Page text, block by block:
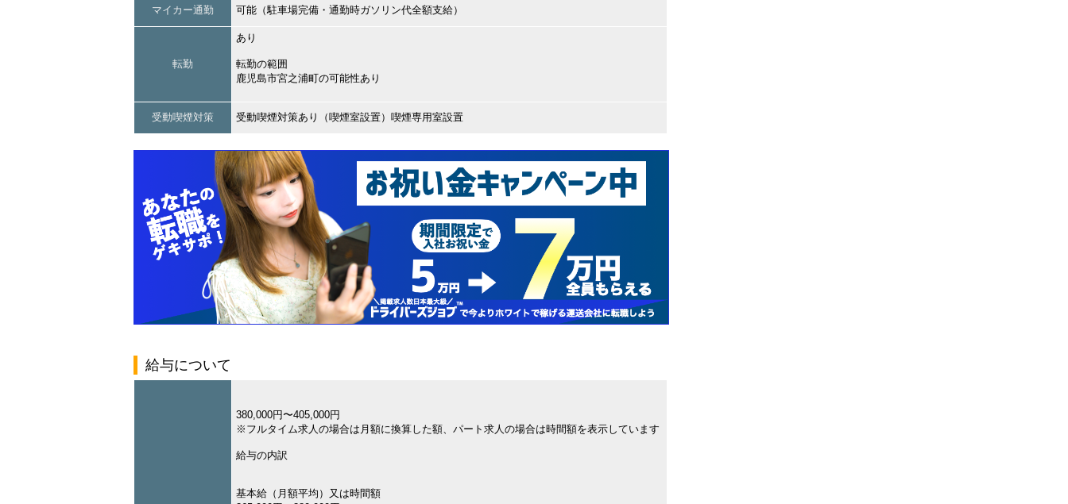
マイカー通勤 可能（駐車場完備・通勤時ガソリン代全額支給）
転勤
あり
転勤の範囲
鹿児島市宮之浦町の可能性あり
受動喫煙対策 受動喫煙対策あり（喫煙室設置）喫煙専用室設置
給与について
380,000円〜405,000円
※フルタイム求人の場合は月額に換算した額、パート求人の場合は時間額を表示しています
給与の内訳
基本給（月額平均）又は時間額